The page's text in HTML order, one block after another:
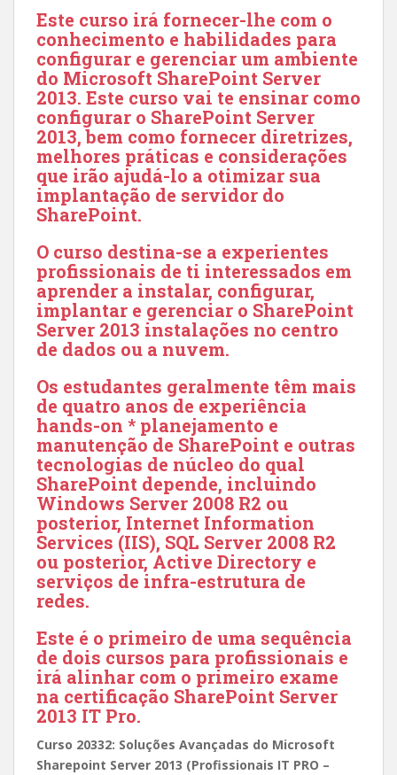
Este curso irá fornecer-lhe com o
conhecimento e habilidades para
configurar e gerenciar um ambiente
do Microsoft SharePoint Server
2013. Este curso vai te ensinar como
configurar o SharePoint Server
2013, bem como fornecer diretrizes,
melhores práticas e considerações
que irão ajudá-lo a otimizar sua
implantação de servidor do
SharePoint.
O curso destina-se a experientes
profissionais de ti interessados em
aprender a instalar, configurar,
implantar e gerenciar o SharePoint
Server 2013 instalações no centro
de dados ou a nuvem.
Os estudantes geralmente têm mais
de quatro anos de experiência
hands-on * planejamento e
manutenção de SharePoint e outras
tecnologias de núcleo do qual
SharePoint depende, incluindo
Windows Server 2008 R2 ou
posterior, Internet Information
Services (IIS), SQL Server 2008 R2
ou posterior, Active Directory e
serviços de infra-estrutura de
redes.
Este é o primeiro de uma sequência
de dois cursos para profissionais e
irá alinhar com o primeiro exame
na certificação SharePoint Server
2013 IT Pro.
Curso 20332: Soluções Avançadas do Microsoft
Sharepoint Server 2013 (Profissionais IT PRO –